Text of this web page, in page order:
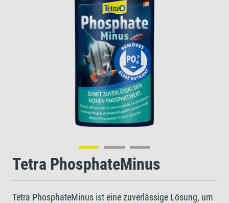
Tetra PhosphateMinus
Tetra PhosphateMinus ist eine zuverlässige Lösung, um